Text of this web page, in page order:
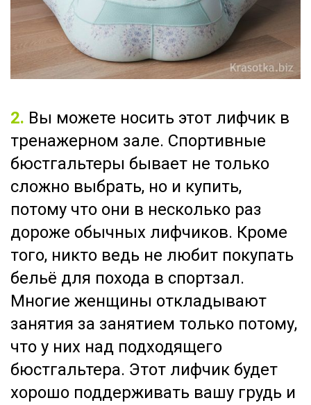
2. Вы можете носить этот лифчик в
тренажерном зале. Спортивные
бюстгальтеры бывает не только
сложно выбрать, но и купить,
потому что они в несколько раз
дороже обычных лифчиков. Кроме
того, никто ведь не любит покупать
бельё для похода в спортзал.
Многие женщины откладывают
занятия за занятием только потому,
что у них над подходящего
бюстгальтера. Этот лифчик будет
хорошо поддерживать вашу грудь и